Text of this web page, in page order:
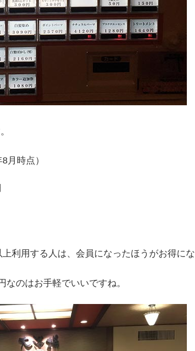
月時点）
利用する人は、会員になったほうがお得にな
のはお手軽でいいですね。